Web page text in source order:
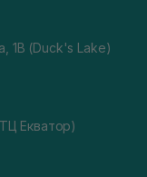
1В (Duck's Lake)
Екватор)